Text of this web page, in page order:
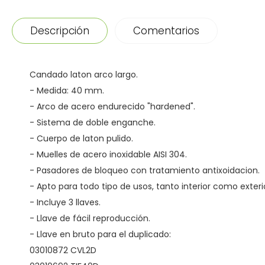
Descripción Comentarios
Candado laton arco largo.
- Medida: 40 mm.
- Arco de acero endurecido "hardened".
- Sistema de doble enganche.
- Cuerpo de laton pulido.
- Muelles de acero inoxidable AISI 304.
- Pasadores de bloqueo con tratamiento antixoidacion.
- Apto para todo tipo de usos, tanto interior como
- Incluye 3 llaves.
- Llave de fácil reproducción.
- Llave en bruto para el duplicado:
03010872 CVL2D